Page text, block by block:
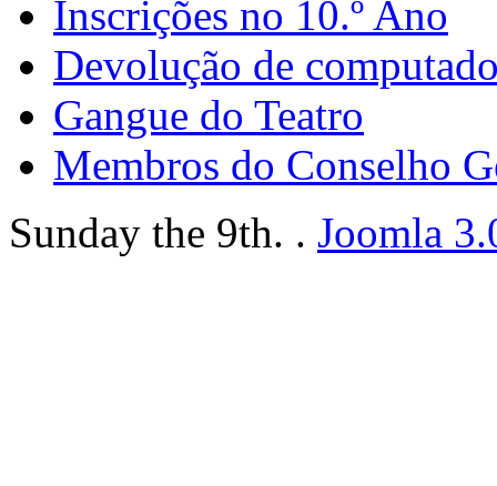
Inscrições no 10.º Ano
Devolução de
Gangue do Teatro
Membros do Conselho
Sunday the 9th. . Joomla